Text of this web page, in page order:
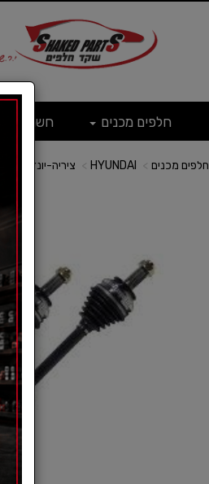
חלפים מכנים חשמל
חלפים מכנים HYUNDAI ציריה-יונדאי